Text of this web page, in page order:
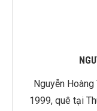
Nguyễn
1999, quê tại